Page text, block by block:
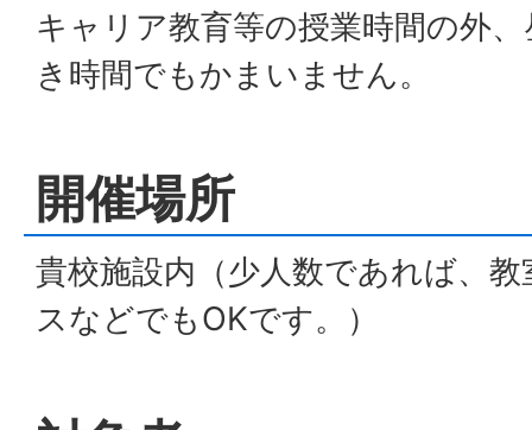
キャリア教育等の授業時間の外
き時間でもかまいません。
開催場所
貴校施設内（少人数であれば、
スなどでもOKです。）